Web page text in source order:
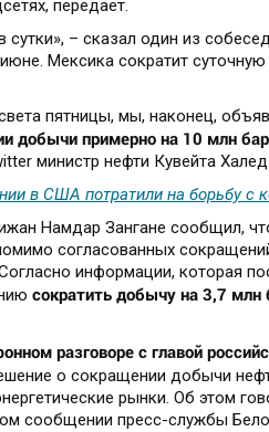
передает.
– сказал один из
Мексика сократит
пятницы, мы, наконец,
добычи примерно на 10 млн
министр нефти Кувейта
в США потратили на борьбу с
Намдар Зангане сообщил,
согласованных
информации, которая
сократить добычу на 3,7 млн
разговоре с главой
о сокращении добычи
рынки. Об этом
сообщении пресс-службы